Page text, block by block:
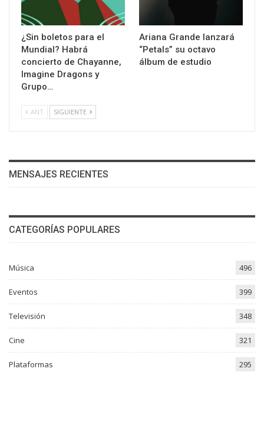
¿Sin boletos para el
Mundial? Habrá
concierto de Chayanne,
Imagine Dragons y
Grupo…
Ariana Grande lanzará
“Petals” su octavo
álbum de estudio
ANT SIGUIENTE
MENSAJES RECIENTES
CATEGORÍAS POPULARES
Música 496
Eventos 399
Televisión 348
Cine 321
Plataformas 295